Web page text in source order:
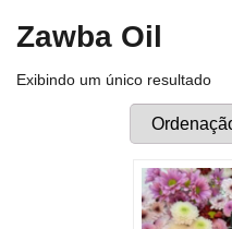
Zawba Oil
Exibindo um único resultado